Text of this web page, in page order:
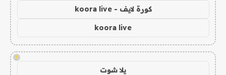
كورة لايف - koora live
koora live
!
يلا شوت